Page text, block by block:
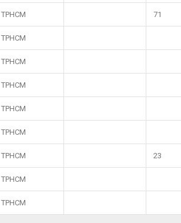
TPHCM 71
TPHCM
TPHCM
TPHCM
TPHCM
TPHCM
TPHCM 23
TPHCM
TPHCM